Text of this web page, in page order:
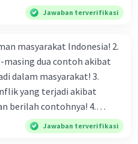
di bawah
kalian mana yang
Jawaban terverifikasi
masyarakat Indonesia! 2.
masing dua contoh akibat
dalam masyarakat! 3.
yang terjadi akibat
berilah contohnya! 4.
memiliki keberagaman
Jawaban terverifikasi